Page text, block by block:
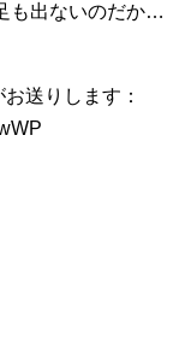
も出ないのだか…
送りします：